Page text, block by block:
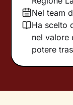
Nel team
Ha scelto
nel valore
potere